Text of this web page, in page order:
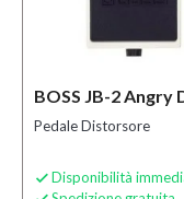
BOSS JB-2 Angry
Pedale Distorsore
 Disponibilità